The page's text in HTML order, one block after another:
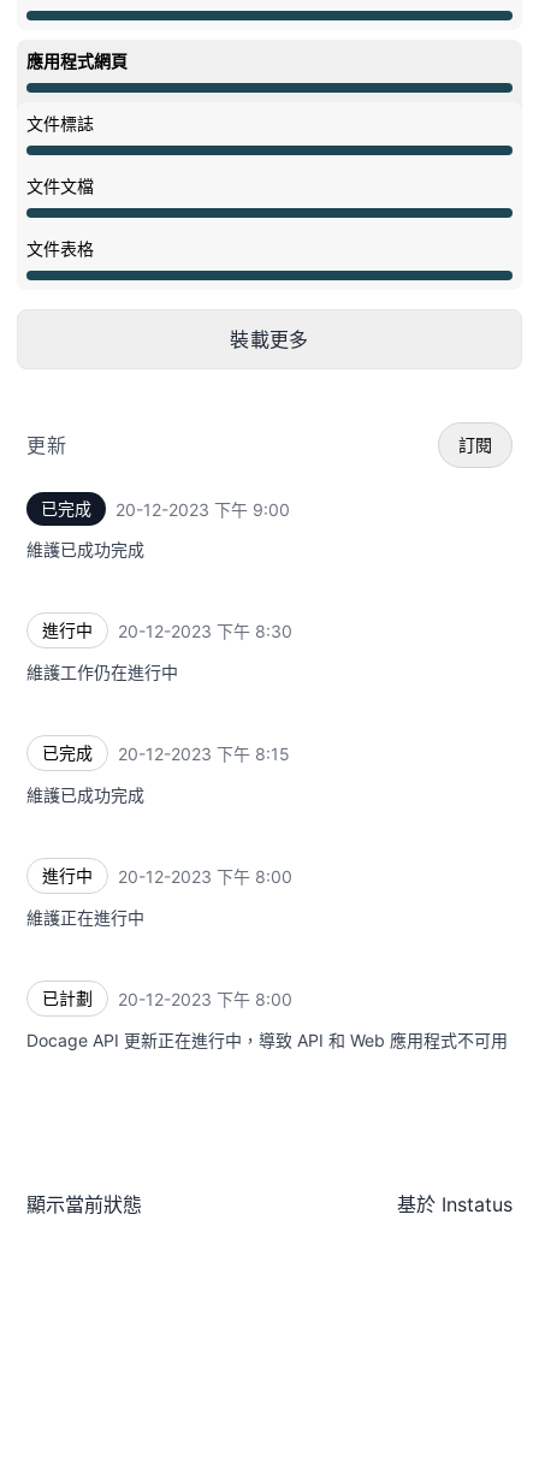
維護中 undefined 8:00 PM 至 12:00 AM
應用程式網頁
維護中 undefined 8:00 PM 至 12:00 AM
文件標誌
維護中 undefined 8:00 PM 至 12:00 AM
文件文檔
維護中 undefined 8:00 PM 至 12:00 AM
文件表格
維護中 undefined 8:00 PM 至 12:00 AM
裝載更多
更新 訂閱
已完成 20-12-2023 下午 9:00
維護已成功完成
進行中 20-12-2023 下午 8:30
維護工作仍在進行中
已完成 20-12-2023 下午 8:15
維護已成功完成
進行中 20-12-2023 下午 8:00
維護正在進行中
已計劃 20-12-2023 下午 8:00
Docage API 更新正在進行中，導致 API 和 Web 應用程式不可用
顯示當前狀態 基於 Instatus